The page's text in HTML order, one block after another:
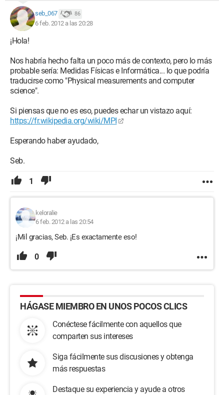
seb_067 86
6 feb. 2012 a las 20:28
¡Hola!
Nos habría hecho falta un poco más de contexto, pero lo más
probable sería: Medidas Físicas e Informática... lo que podría
traducirse como "Physical measurements and computer
science".
Si piensas que no es eso, puedes echar un vistazo aquí:
https://fr.wikipedia.org/wiki/MPI
Esperando haber ayudado,
Seb.
1
keloralie
6 feb. 2012 a las 20:54
¡Mil gracias, Seb. ¡Es exactamente eso!
0
HÁGASE MIEMBRO EN UNOS POCOS CLICS
Conéctese fácilmente con aquellos que
comparten sus intereses
Siga fácilmente sus discusiones y obtenga
más respuestas
Destaque su experiencia y ayude a otros